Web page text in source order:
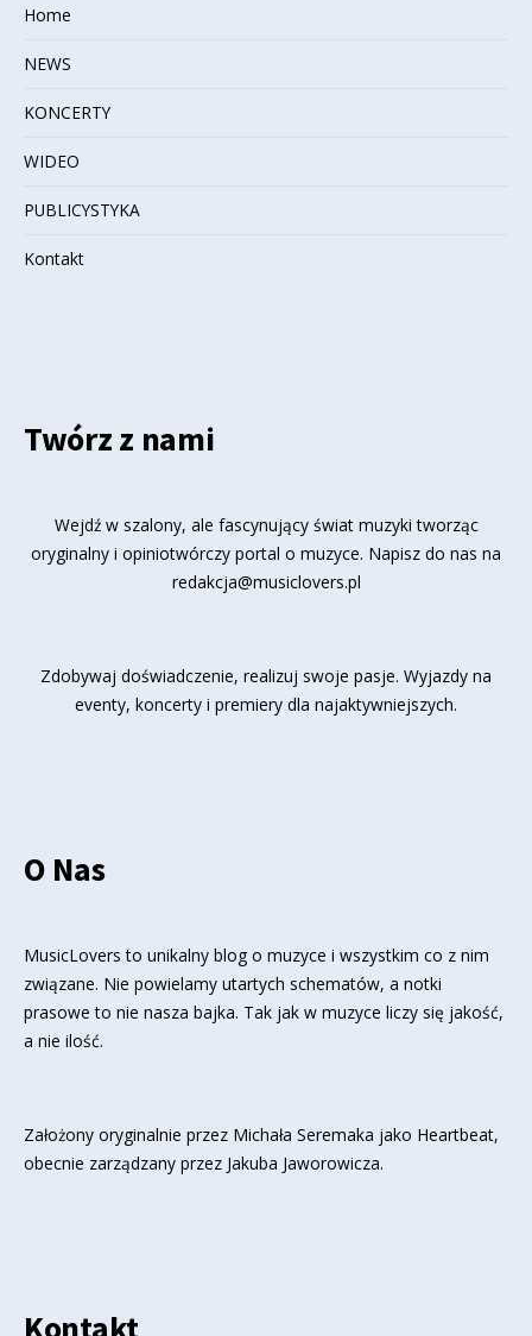
Home
NEWS
KONCERTY
WIDEO
PUBLICYSTYKA
Kontakt
Twórz z nami
Wejdź w szalony, ale fascynujący świat muzyki tworząc
oryginalny i opiniotwórczy portal o muzyce. Napisz do nas na
redakcja@musiclovers.pl
Zdobywaj doświadczenie, realizuj swoje pasje. Wyjazdy na
eventy, koncerty i premiery dla najaktywniejszych.
O Nas
MusicLovers to unikalny blog o muzyce i wszystkim co z nim
związane. Nie powielamy utartych schematów, a notki
prasowe to nie nasza bajka. Tak jak w muzyce liczy się jakość,
a nie ilość.
Założony oryginalnie przez Michała Seremaka jako Heartbeat,
obecnie zarządzany przez Jakuba Jaworowicza.
Kontakt